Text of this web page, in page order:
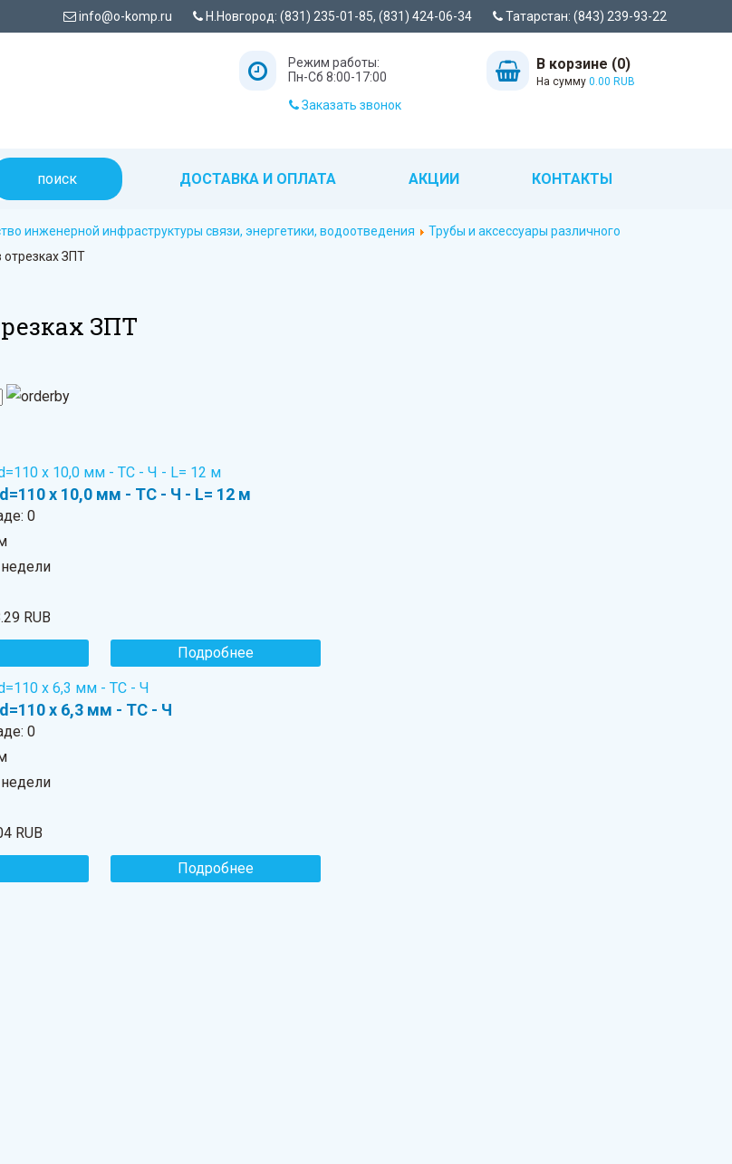
info@o-komp.ru Н.Новгород: (831) 235-01-85, (831) 424-06-34 Татарстан: (843) 239-93-22
Режим работы:
Пн-Сб 8:00-17:00
Заказать звонок
В корзине (0)
На сумму 0.00 RUB
ДОСТАВКА И ОПЛАТА АКЦИИ КОНТАКТЫ
инженерной инфраструктуры связи, энергетики, водоотведения
Трубы и аксессуары различного
отрезках ЗПТ
ЗПТ
х 10,0 мм - ТС - Ч - L= 12 м
0
RUB
Подробнее
х 6,3 мм - ТС - Ч
0
RUB
Подробнее